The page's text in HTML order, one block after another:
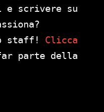
e scrivere su
staff! Clicca
parte della